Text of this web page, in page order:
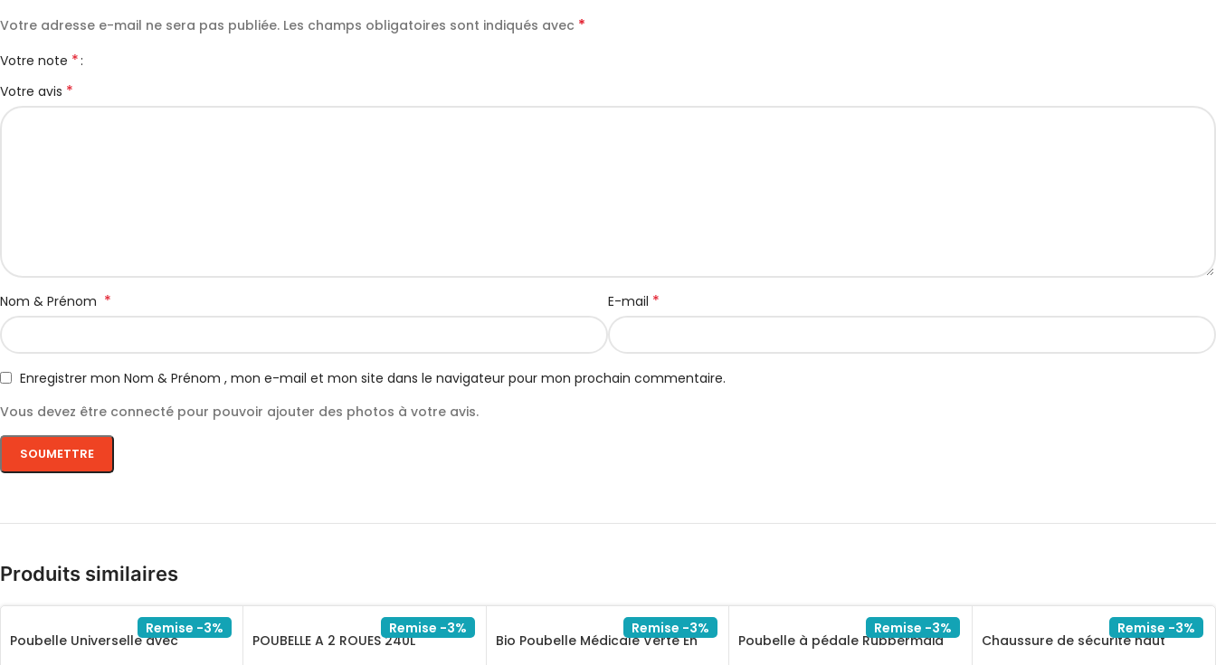
Votre adresse e-mail ne sera pas publiée. Les champs obligatoires sont indiqués avec *
Votre note *
Votre avis *
Nom & Prénom * E-mail *
Enregistrer mon Nom & Prénom , mon e-mail et mon site dans le navigateur pour mon prochain commentaire.
Vous devez être connecté pour pouvoir ajouter des photos à votre avis.
Produits similaires
Remise -3%
Poubelle Universelle avec
Remise -3%
POUBELLE A 2 ROUES 240L
Remise -3%
Bio Poubelle Médicale Verte En
Remise -3%
Poubelle à pédale Rubbermaid
Remise -3%
Chaussure de sécurité haut